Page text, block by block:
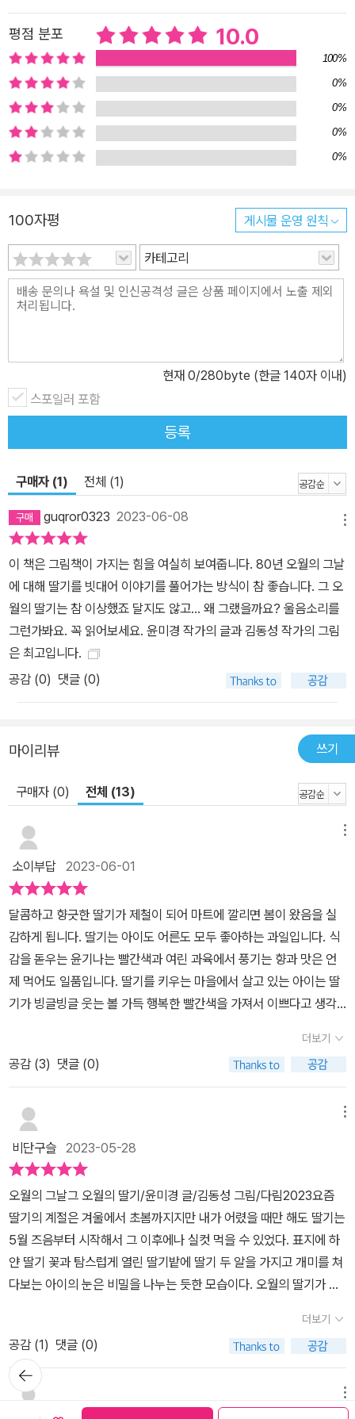
평점 분포 10.0
100%
0%
0%
0%
0%
100자평 게시물 운영 원칙
카테고리
현재 0/280byte (한글 140자 이내)
스포일러 포함
등록
구매자 (1) 전체 (1)
guqror0323 2023-06-08
이 책은 그림책이 가지는 힘을 여실히 보여줍니다. 80년 오월의 그날
에 대해 딸기를 빗대어 이야기를 풀어가는 방식이 참 좋습니다. 그 오
월의 딸기는 참 이상했죠 달지도 않고... 왜 그랬을까요? 울음소리를
그런가봐요. 꼭 읽어보세요. 윤미경 작가의 글과 김동성 작가의 그림
은 최고입니다.
공감 (0) 댓글 (0)
마이리뷰 쓰기
구매자 (0) 전체 (13)
소이부답 2023-06-01
달콤하고 향긋한 딸기가 제철이 되어 마트에 깔리면 봄이 왔음을 실
감하게 됩니다. 딸기는 아이도 어른도 모두 좋아하는 과일입니다. 식
감을 돋우는 윤기나는 빨간색과 여린 과육에서 풍기는 향과 맛은 언
제 먹어도 일품입니다. 딸기를 키우는 마을에서 살고 있는 아이는 딸
기가 빙글빙글 웃는 볼 가득 행복한 빨간색을 가져서 이쁘다고 생각
진 딸기 중에서 크고 예쁜 딸기를 골라 상자에 담습니다. 그리고 아이
의 바구니에는 물러진 딸기를 담아 주었습니다. 아이는 뾰로통해
서 투정도 부려보았지만 엄마는 물러진 것이 더 달고, 거저 열리는 딸
기는 없으니 버릴 수 없다고 말했습니다. 하지만 괜찮습니다. 엄마 몰
래 딸기밭에서 제일 통통하고 예쁜 딸기만 골라 따먹으면 됩니다. 몰
래 먹는 딸기가 세상에서 제일 맛이 있습니다. 일러스트 속 딸기 밭
에 앉아 있는 아이도 빠알간 딸기처럼 어여쁩니다. 하지만 올해는 이
상합니다. 엄마가 크고 예쁜 딸기를 아이에게 많이 줍니다. 아이는 신
이 나지만 딸기밭과 오버랩되는 뒷배경으로는 처참했던 그 당시의 모
습이 그려집니다. 1980년 5월 광주에서 일어난 비극과 아무것도 모
르는 어린아이의 천진난만한 시선이 대비되어 더 처참하게 다가옵니
다. 아이의 순진한 음성 뒤로 진압 봉에 맞고 끌려가고, 촛불을 들
고 행진하고, 태극기륵 휘날리며 총을 들고 탱크와 싸우는 시민들
이 보입니다. 광주 민주화 항쟁으로 폐허가 된 도시에서 천진난만
한 아이들은 영문도 모른 채 자전거를 타고 노는 모습이 마음이 아픕
니다. 그해 5월의 딸기는 울음소리가 들어서 달지만 하나도 다지 않
았습니다. <그 오월의 딸기>를 보며 가슴이 먹먹해졌고 그 날의 아픔
더보기
공감 (3) 댓글 (0)
비단구슬 2023-05-28
오월의 그날그 오월의 딸기/윤미경 글/김동성 그림/다림2023요즘
딸기의 계절은 겨울에서 초봄까지지만 내가 어렸을 때만 해도 딸기는
5월 즈음부터 시작해서 그 이후에나 실컷 먹을 수 있었다. 표지에 하
얀 딸기 꽃과 탐스럽게 열린 딸기밭에 딸기 두 알을 가지고 개미를 쳐
다보는 아이의 눈은 비밀을 나누는 듯한 모습이다. 오월의 딸기가 아
듯하다.윤미경 작가의 [그 오월의 딸기]는 딸기밭을 하는 아이의 눈에
비친 딸기와 딸기밭, 마을 사람들의 모습을 아이의 입을 통해 사투리
로 전한다. 글에는 5월의 모습을 직접적으로 말하고 있지 않지만 아
이는 말한다.'이상하고 이상했어요. 1980년 5월에 열렸던 그해, 딸
더보기
공감 (1) 댓글 (0)
뒤로가
기